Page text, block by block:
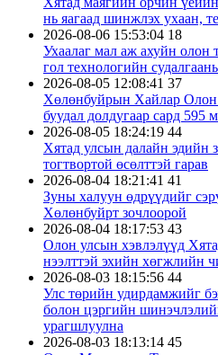
нь яагаад шинжлэх ухаан,
2026-08-06 15:53:04 18
Ухаалаг мал аж ахуйн олон
гол технологийн
2026-08-05 12:08:41 37
Хөлөнбуйрын Хайлар
буудал долдугаар сард 595
2026-08-05 18:24:19 44
Хятад улсын далайн эдийн
тогтвортой өсөлттэй гарав
2026-08-04 18:21:41 41
Зуны халуун өдрүүдийг
Хөлөнбуйрт зочлоорой
2026-08-04 18:17:53 43
Олон улсын хэвлэлүүд
нээлттэй эхийн хөгжлийн
2026-08-03 18:15:56 44
Улс төрийн удирдамжийг
болон цэргийн
урагшлуулна
2026-08-03 18:13:14 45